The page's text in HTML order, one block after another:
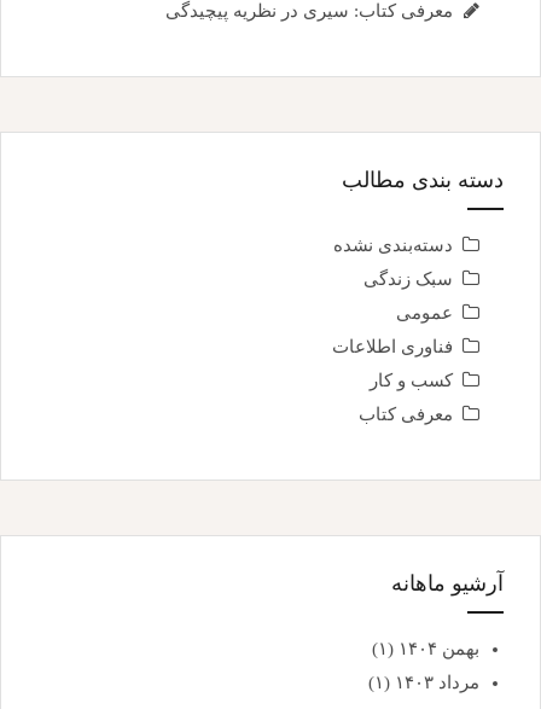
معرفی کتاب: سیری در نظریه پیچیدگی
دسته بندی مطالب
دسته‌بندی نشده
سبک زندگی
عمومی
فناوری اطلاعات
کسب و کار
معرفی کتاب
آرشیو ماهانه
بهمن ۱۴۰۴
(۱)
مرداد ۱۴۰۳
(۱)